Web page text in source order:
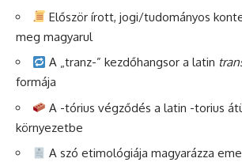
Először írott, jogi/tudományos
meg magyarul
A „tranz-” kezdőhangsor a latin
formája
A -tórius végződés a latin -torius
környezetbe
A szó etimológiája magyarázza